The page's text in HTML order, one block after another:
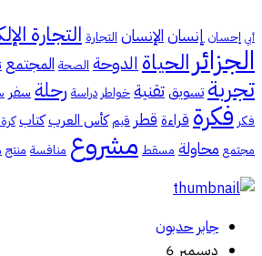
أبي إحسان إنسانالإنسان التجارة التجارة
الجزائر الحياةالدوحة الصحة المجتمع
تجربة تسويقتقنية خواطر دراسة رحلة سفر
فكر فكرة قراءة قطر قيم كأس العرب كتاب
مجتمع محاولة مسقط مشروع منافسة منتج
جابر حدبون
ديسمبر 6